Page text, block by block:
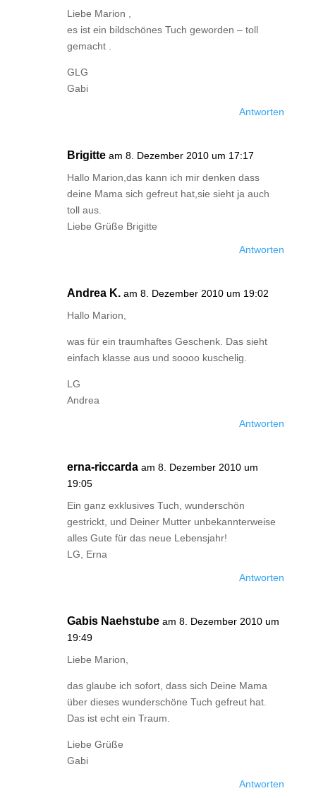
Liebe Marion ,
es ist ein bildschönes Tuch geworden – toll
gemacht .
GLG
Gabi
Antworten
Brigitte am 8. Dezember 2010 um 17:17
Hallo Marion,das kann ich mir denken dass
deine Mama sich gefreut hat,sie sieht ja auch
toll aus.
Liebe Grüße Brigitte
Antworten
Andrea K. am 8. Dezember 2010 um 19:02
Hallo Marion,
was für ein traumhaftes Geschenk. Das sieht
einfach klasse aus und soooo kuschelig.
LG
Andrea
Antworten
erna-riccarda am 8. Dezember 2010 um
19:05
Ein ganz exklusives Tuch, wunderschön
gestrickt, und Deiner Mutter unbekannterweise
alles Gute für das neue Lebensjahr!
LG, Erna
Antworten
Gabis Naehstube am 8. Dezember 2010 um
19:49
Liebe Marion,
das glaube ich sofort, dass sich Deine Mama
über dieses wunderschöne Tuch gefreut hat.
Das ist echt ein Traum.
Liebe Grüße
Gabi
Antworten